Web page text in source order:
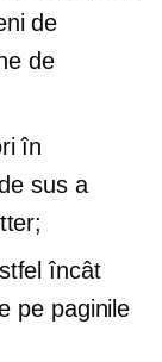
de
de
în
sus a
încât
pe paginile